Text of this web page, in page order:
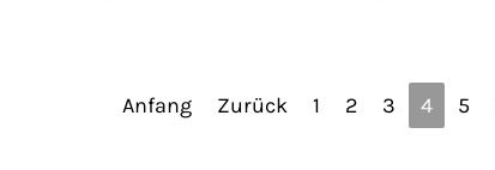
Anfang Zurück 1 2 3 4 5